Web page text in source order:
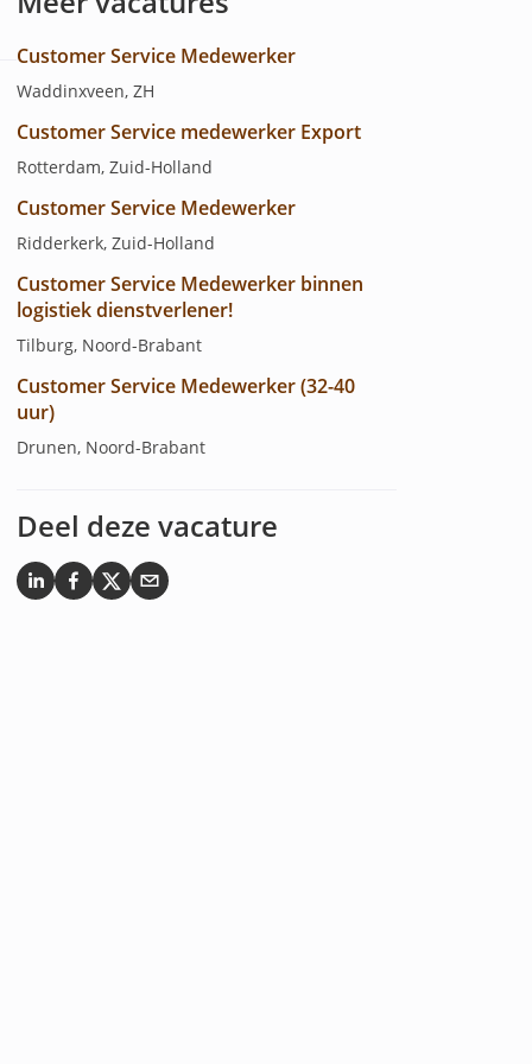
Customer Service Medewerker
Waddinxveen, ZH
Customer Service medewerker Export
Rotterdam, Zuid-Holland
Customer Service Medewerker
Ridderkerk, Zuid-Holland
Customer Service Medewerker binnen
logistiek dienstverlener!
Tilburg, Noord-Brabant
Customer Service Medewerker (32-40
uur)
Drunen, Noord-Brabant
Deel deze vacature